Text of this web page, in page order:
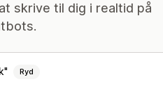
skrive til dig i realtid på
Ryd